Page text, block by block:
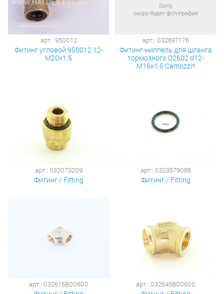
арт.: 950012
Фитинг угловой 950012 12-
М20х1,5
арт.: 032697176
Фитинг-ниппель для шланга
тормозного D2602 d12-
М16х1,5 Camozzi*
арт.: 032073209
Фитинг / Fitting
арт.: 0323579088
Фитинг / Fitting
арт.: 032615B00600 арт.: 032645B00600